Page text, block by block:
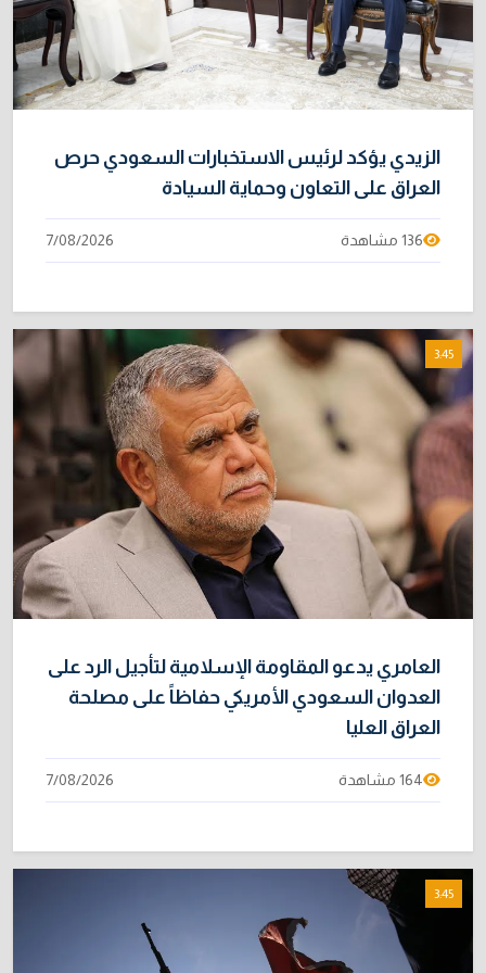
الزيدي يؤكد لرئيس الاستخبارات السعودي حرص
العراق على التعاون وحماية السيادة
136 مشاهدة 7/08/2026
3:45
العامري يدعو المقاومة الإسلامية لتأجيل الرد على
العدوان السعودي الأمريكي حفاظاً على مصلحة
العراق العليا
164 مشاهدة 7/08/2026
3:45